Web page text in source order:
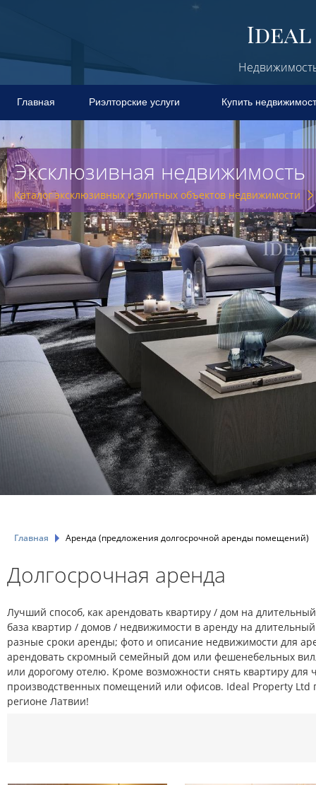
Главная Риэлторские услуги Купить
Эксклюзивная недвижимость
Каталог эксклюзивных и элитных объектов недвижимости
Главная Аренда (предложения долгосрочной аренды помещений)
Долгосрочная аренда
Лучший способ, как арендовать квартиру / дом на
база квартир / домов / недвижимости в аренду на
разные сроки аренды; фото и описание недвижимости для
арендовать скромный семейный дом или фешенебельных
или дорогому отелю. Кроме возможности снять квартиру
производственных помещений или офисов. Ideal Property
регионе Латвии!